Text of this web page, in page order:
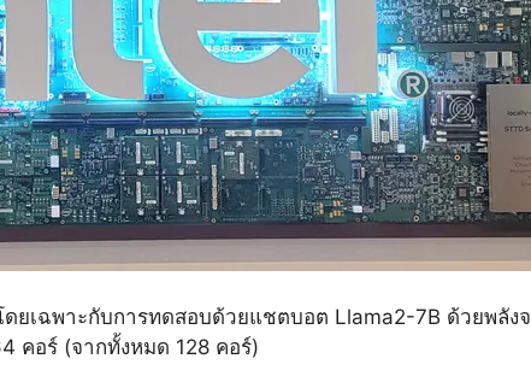
ยเฉพาะกับการทดสอบด้วยแชตบอต Llama2-7B ด้วยพลัง
คอร์ (จากทั้งหมด 128 คอร์)